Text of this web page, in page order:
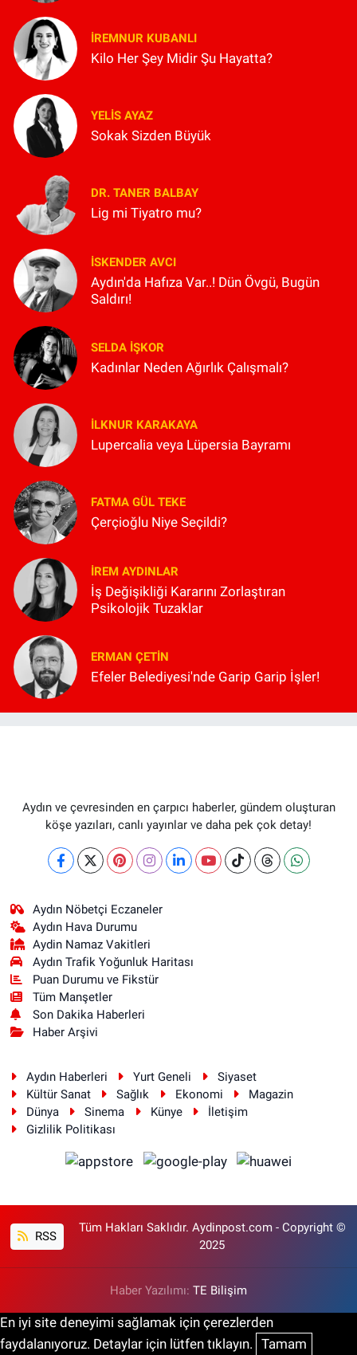
İREMNUR KUBANLI
Kilo Her Şey Midir Şu Hayatta?
YELIS AYAZ
Sokak Sizden Büyük
DR. TANER BALBAY
Lig mi Tiyatro mu?
İSKENDER AVCI
Aydın'da Hafıza Var..! Dün Övgü, Bugün
Saldırı!
SELDA İŞKOR
Kadınlar Neden Ağırlık Çalışmalı?
İLKNUR KARAKAYA
Lupercalia veya Lüpersia Bayramı
FATMA GÜL TEKE
Çerçioğlu Niye Seçildi?
İREM AYDINLAR
İş Değişikliği Kararını Zorlaştıran
Psikolojik Tuzaklar
ERMAN ÇETIN
Efeler Belediyesi'nde Garip Garip İşler!
Aydın ve çevresinden en çarpıcı haberler, gündem oluşturan
köşe yazıları, canlı yayınlar ve daha pek çok detay!
Aydın Nöbetçi Eczaneler
Aydın Hava Durumu
Aydin Namaz Vakitleri
Aydın Trafik Yoğunluk Haritası
Puan Durumu ve Fikstür
Tüm Manşetler
Son Dakika Haberleri
Haber Arşivi
Aydın Haberleri Yurt Geneli
Siyaset
Kültür Sanat
Sağlık Ekonomi
Magazin
Dünya
Sinema Künye
İletişim
Gizlilik Politikası
RSS
Tüm Hakları Saklıdır. Aydinpost.com - Copyright ©
2025
Haber Yazılımı: TE Bilişim
En iyi site deneyimi sağlamak için çerezlerden
faydalanıyoruz. Detaylar için lütfen tıklayın. Tamam